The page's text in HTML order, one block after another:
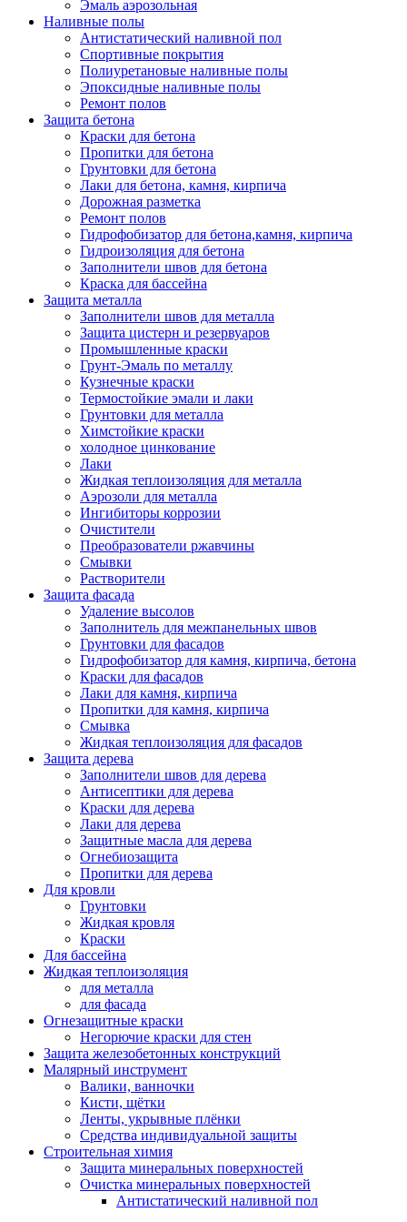
Эмаль аэрозольная
Наливные полы
Антистатический наливной пол
Спортивные покрытия
Полиуретановые наливные полы
Эпоксидные наливные полы
Ремонт полов
Защита бетона
Краски для бетона
Пропитки для бетона
Грунтовки для бетона
Лаки для бетона, камня, кирпича
Дорожная разметка
Ремонт полов
Гидрофобизатор для бетона,камня, кирпича
Гидроизоляция для бетона
Заполнители швов для бетона
Краска для бассейна
Защита металла
Заполнители швов для металла
Защита цистерн и резервуаров
Промышленные краски
Грунт-Эмаль по металлу
Кузнечные краски
Термостойкие эмали и лаки
Грунтовки для металла
Химстойкие краски
холодное цинкование
Лаки
Жидкая теплоизоляция для металла
Аэрозоли для металла
Ингибиторы коррозии
Очистители
Преобразователи ржавчины
Смывки
Растворители
Защита фасада
Удаление высолов
Заполнитель для межпанельных швов
Грунтовки для фасадов
Гидрофобизатор для камня, кирпича, бетона
Краски для фасадов
Лаки для камня, кирпича
Пропитки для камня, кирпича
Смывка
Жидкая теплоизоляция для фасадов
Защита дерева
Заполнители швов для дерева
Антисептики для дерева
Краски для дерева
Лаки для дерева
Защитные масла для дерева
Огнебиозащита
Пропитки для дерева
Для кровли
Грунтовки
Жидкая кровля
Краски
Для бассейна
Жидкая теплоизоляция
для металла
для фасада
Огнезащитные краски
Негорючие краски для стен
Защита железобетонных конструкций
Малярный инструмент
Валики, ванночки
Кисти, щётки
Ленты, укрывные плёнки
Средства индивидуальной защиты
Строительная химия
Защита минеральных поверхностей
Очистка минеральных поверхностей
Антистатический наливной пол